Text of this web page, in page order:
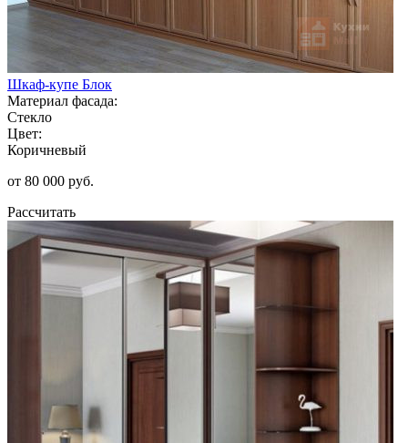
Шкаф-купе Блок
Материал фасада:
Стекло
Цвет:
Коричневый
от 80 000 руб.
Рассчитать